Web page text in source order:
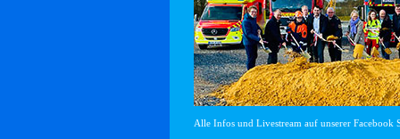
Alle Infos und Livestream auf unserer Facebook